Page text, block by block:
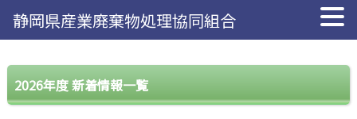
2026年度 新着情報一覧
静岡県産業廃棄物処理協同組合